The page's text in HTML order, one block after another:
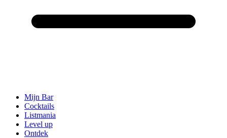
Mijn Bar
Cocktails
Listmania
Level up
Ontdek